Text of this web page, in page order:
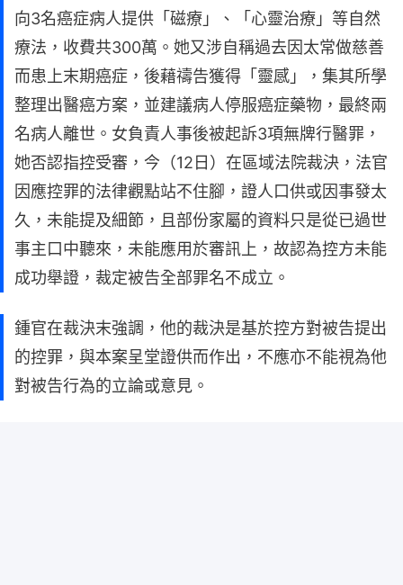
向3名癌症病人提供「磁療」、「心靈治療」等自然
療法，收費共300萬。她又涉自稱過去因太常做慈善
而患上末期癌症，後藉禱告獲得「靈感」，集其所學
整理出醫癌方案，並建議病人停服癌症藥物，最終兩
名病人離世。女負責人事後被起訴3項無牌行醫罪，
她否認指控受審，今（12日）在區域法院裁決，法官
因應控罪的法律觀點站不住腳，證人口供或因事發太
久，未能提及細節，且部份家屬的資料只是從已過世
事主口中聽來，未能應用於審訊上，故認為控方未能
成功舉證，裁定被告全部罪名不成立。
鍾官在裁決末強調，他的裁決是基於控方對被告提出
的控罪，與本案呈堂證供而作出，不應亦不能視為他
對被告行為的立論或意見。